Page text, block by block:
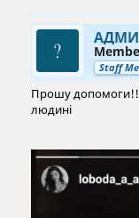
Staff
Прошу допомоги!!!
людині